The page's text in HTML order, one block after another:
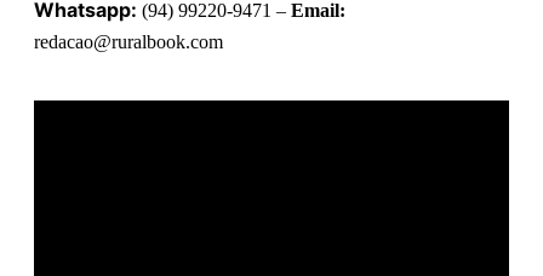
Whatsapp: (94) 99220-9471 – Email:
redacao@ruralbook.com